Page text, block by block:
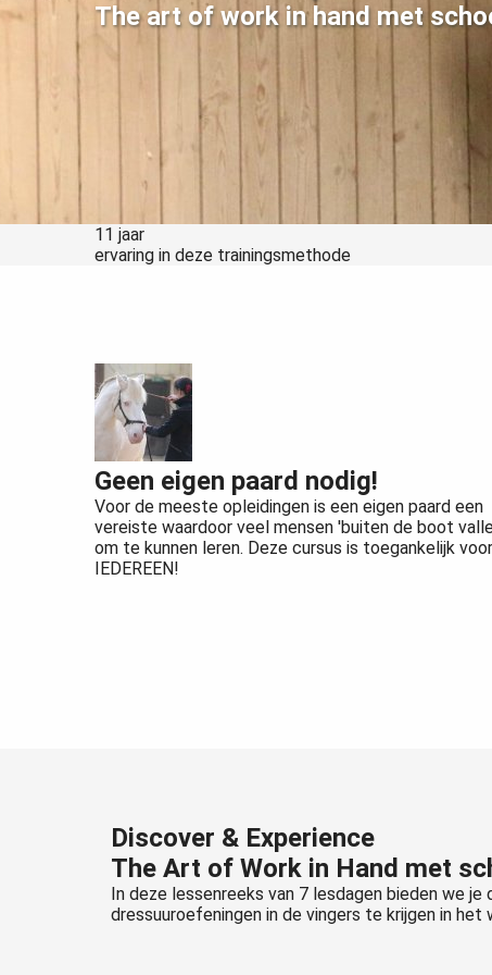
The art of work in hand met
11 jaar
ervaring in deze trainingsmethode
Geen eigen paard nodig!
Voor de meeste opleidingen is een eigen paard een
vereiste waardoor veel mensen 'buiten de boot
om te kunnen leren. Deze cursus is toegankelijk voor
IEDEREEN!
Discover & Experience
The Art of Work in Hand met
In deze lessenreeks van 7 lesdagen bieden we
dressuuroefeningen in de vingers te krijgen in het